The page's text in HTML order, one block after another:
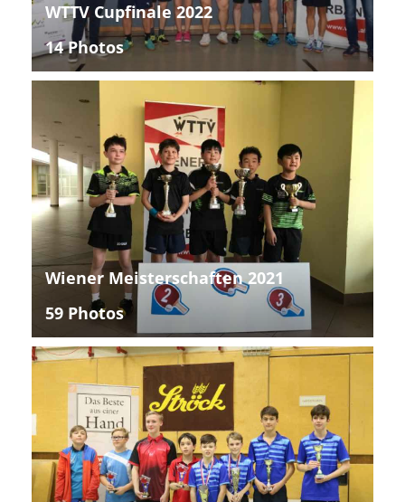
WTTV Cupfinale 2022
14 Photos
Wiener Meisterschaften 2021
59 Photos